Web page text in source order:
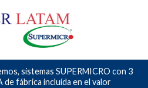
sistemas SUPERMICRO con 3
de fábrica incluída en el valor